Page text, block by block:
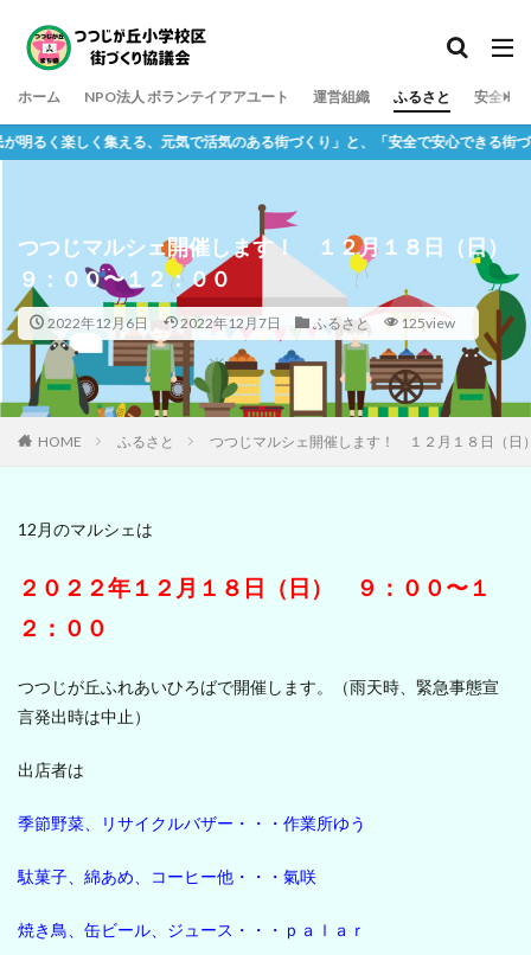
ホーム NPO法人 ボランテイアアユート 運営組織 ふるさと 安全
楽しく集える、元気で活気のある街づくり」と、「安全で安心できる街づくり」
つつじマルシェ開催します！ １２月１８日（日）
９：００〜１２：００
2022年12月6日 2022年12月7日 ふるさと 125view
HOME ふるさと つつじマルシェ開催します！ １２月１８日（日
12月のマルシェは
２０２２年１２月１８日（日） ９：００〜１
２：００
つつじが丘ふれあいひろばで開催します。（雨天時、緊急事態宣
言発出時は中止）
出店者は
季節野菜、リサイクルバザー・・・作業所ゆう
駄菓子、綿あめ、コーヒー他・・・氣咲
焼き鳥、缶ビール、ジュース・・・ｐａｌａｒ